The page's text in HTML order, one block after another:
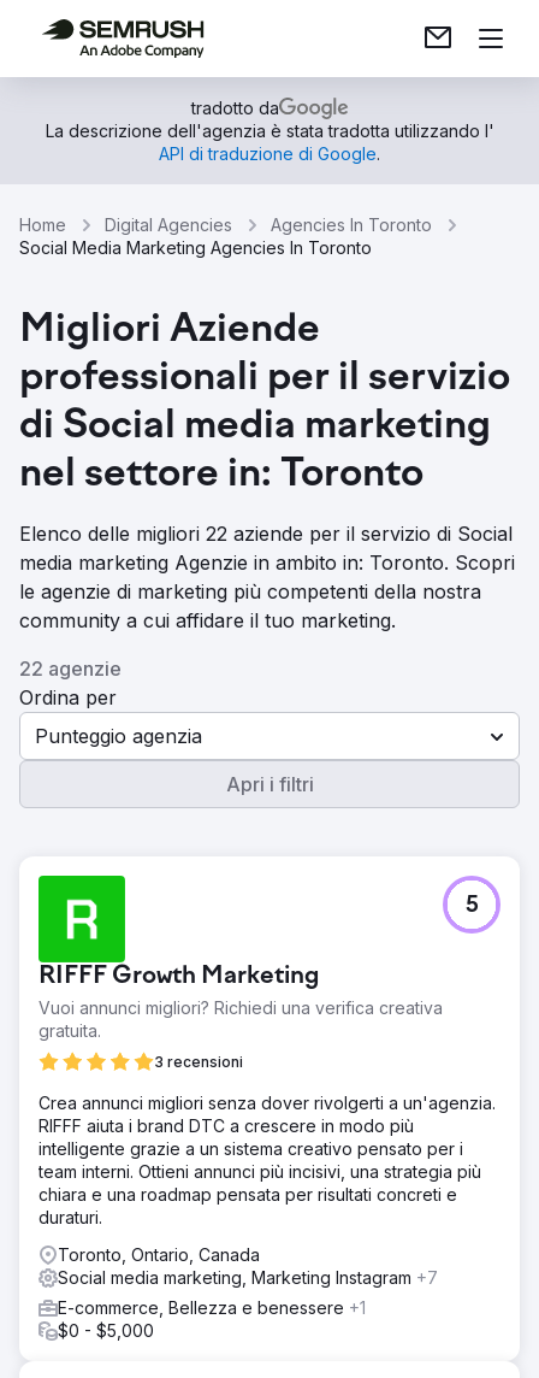
tradotto da
La descrizione dell'agenzia è stata tradotta utilizzando l'
API di traduzione di Google.
Home Digital Agencies
Agencies In Toronto
Social Media Marketing Agencies In Toronto
Migliori Aziende
professionali per il servizio
di Social media marketing
nel settore in: Toronto
Elenco delle migliori 22 aziende per il servizio di Social
media marketing Agenzie in ambito in: Toronto. Scopri
le agenzie di marketing più competenti della nostra
community a cui affidare il tuo marketing.
22 agenzie
Ordina per
Punteggio agenzia
Apri i filtri
RIFFF Growth Marketing
Vuoi annunci migliori? Richiedi una verifica creativa
gratuita.
3 recensioni
5
Crea annunci migliori senza dover rivolgerti a un'agenzia.
RIFFF aiuta i brand DTC a crescere in modo più
intelligente grazie a un sistema creativo pensato per i
team interni. Ottieni annunci più incisivi, una strategia più
chiara e una roadmap pensata per risultati concreti e
duraturi.
Toronto, Ontario, Canada
Social media marketing, Marketing Instagram +7
E-commerce, Bellezza e benessere +1
$0 - $5,000